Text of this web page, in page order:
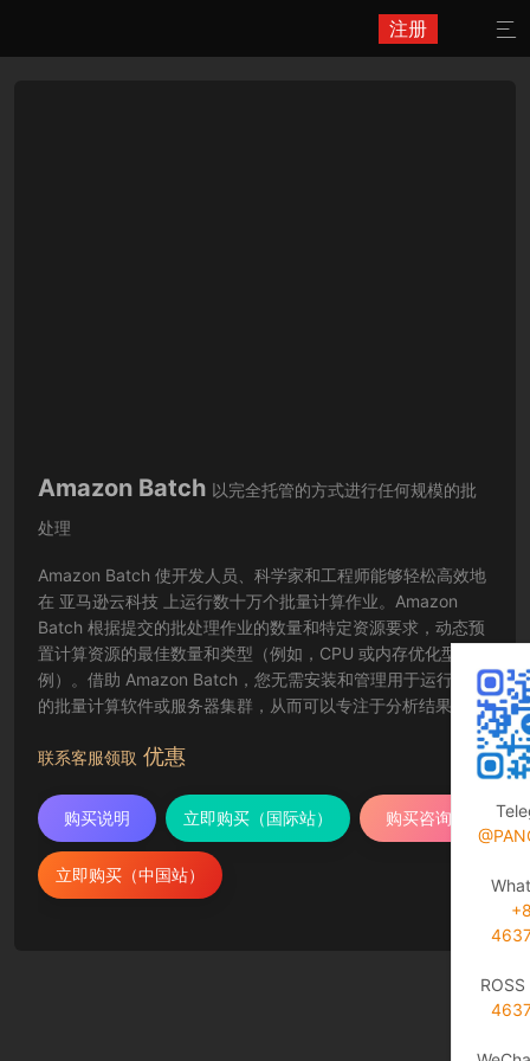
注册 
Amazon Batch 以完全托管的方式进行任何规模的批
处理
Amazon Batch 使开发人员、科学家和工程师能够轻松高效地
在 亚马逊云科技 上运行数十万个批量计算作业。Amazon
Batch 根据提交的批处理作业的数量和特定资源要求，动态预
置计算资源的最佳数量和类型（例如，CPU 或内存优化型实
例）。借助 Amazon Batch，您无需安装和管理用于运行作业
的批量计算软件或服务器集群，从而可以专注于分析结果和解
决问题。Amazon Batch 能够运用各种 亚马逊云科技计算服务
和功能（如 Amazon EC2 和 Spot 实例）来规划、安排和执行
联系客服领取 优惠
购买说明 立即购买（国际站） 购买咨询
立即购买（中国站）